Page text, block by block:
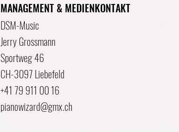
MANAGEMENT & MEDIENKONTAKT
DSM-Music
Jerry Grossmann
Sportweg 46
CH-3097 Liebefeld
+41 79 911 00 16
pianowizard@gmx.ch